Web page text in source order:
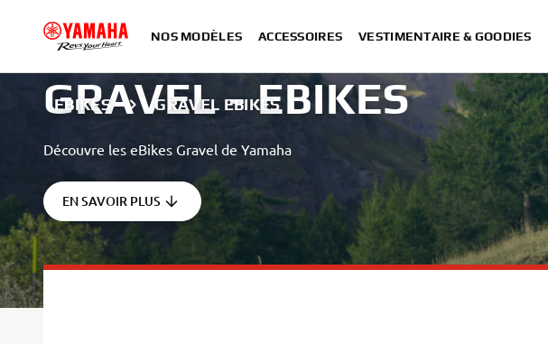
NOS MODÈLES ACCESSOIRES VESTIMENTAIRE & GOODIES
EBIKES GRAVEL EBIKES
GRAVEL - EBIKES
Découvre les eBikes Gravel de Yamaha
EN SAVOIR PLUS